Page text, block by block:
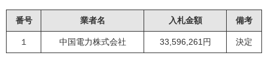
番号 業者名 入札金額 備考
１ 中国電力株式会社 33,596,261円 決定